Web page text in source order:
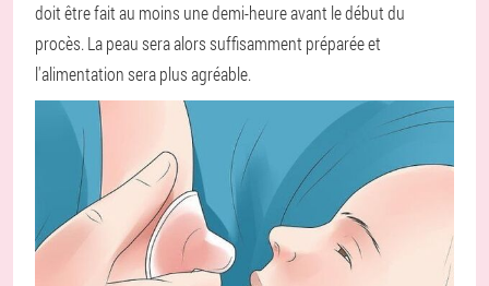
doit être fait au moins une demi-heure avant le début du
procès. La peau sera alors suffisamment préparée et
l'alimentation sera plus agréable.